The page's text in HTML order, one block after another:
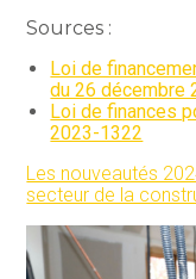
Sources :
Loi de
du 26 décembre
Loi de finances
2023-1322
Les nouveautés
secteur de la